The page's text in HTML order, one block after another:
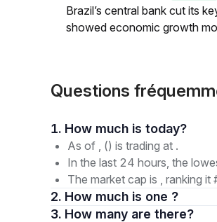
Brazil’s central bank cut its
showed economic growth
Questions
1. How much is today?
As of , () is trading at .
In the last 24 hours, the
The market cap is , ranking
2. How much is one ?
3. How many are there?